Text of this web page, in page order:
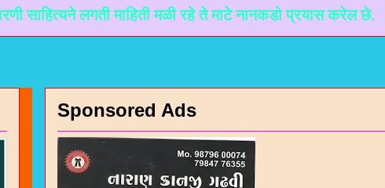
लगती माहिती मळी रहे ते माटे नानकडो प्रयास करेल छे.
Sponsored Ads